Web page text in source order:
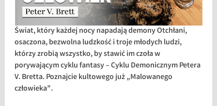
Świat, który każdej nocy napadają demony Otchłani,
osaczona, bezwolna ludzkość i troje młodych ludzi,
którzy zrobią wszystko, by stawić im czoła w
porywającym cyklu fantasy – Cyklu Demonicznym Petera
V. Bretta. Poznajcie kultowego już „Malowanego
człowieka”.